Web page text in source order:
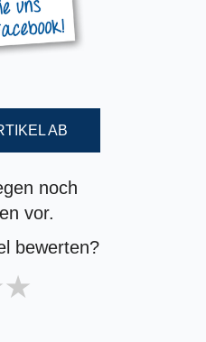
AB
noch
vor.
bewerten?
4 stars